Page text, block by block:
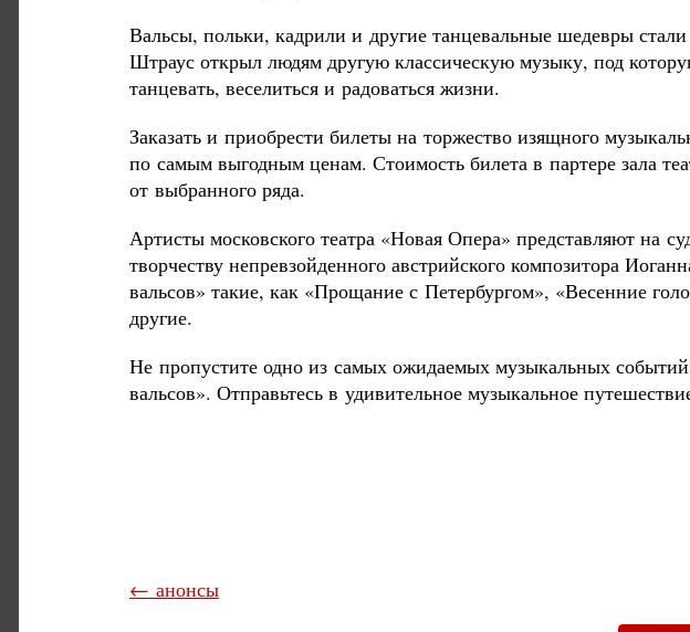
Вальсы, польки, кадрили и другие танцевальные шедевры
Штраус открыл людям другую классическую музыку, под
танцевать, веселиться и радоваться жизни.
Заказать и приобрести билеты на торжество изящного
по самым выгодным ценам. Стоимость билета в партере зала
от выбранного ряда.
Артисты московского театра «Новая Опера» представляют на
творчеству непревзойденного австрийского композитора
вальсов» такие, как «Прощание с Петербургом», «Весенние
другие.
Не пропустите одно из самых ожидаемых музыкальных
вальсов». Отправьтесь в удивительное музыкальное
← анонсы